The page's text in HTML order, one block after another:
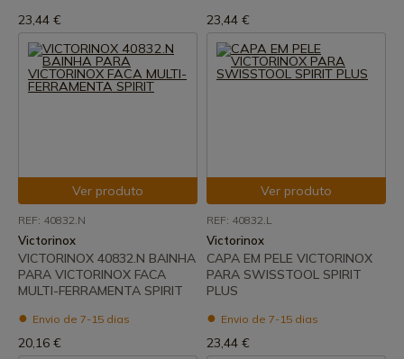
23,44 € 23,44 €
Ver produto
REF: 40832.N
Victorinox
VICTORINOX 40832.N BAINHA
PARA VICTORINOX FACA
MULTI-FERRAMENTA SPIRIT
Envio de 7-15 dias
20,16 €
Ver produto
REF: 40832.L
Victorinox
CAPA EM PELE VICTORINOX
PARA SWISSTOOL SPIRIT
PLUS
Envio de 7-15 dias
23,44 €